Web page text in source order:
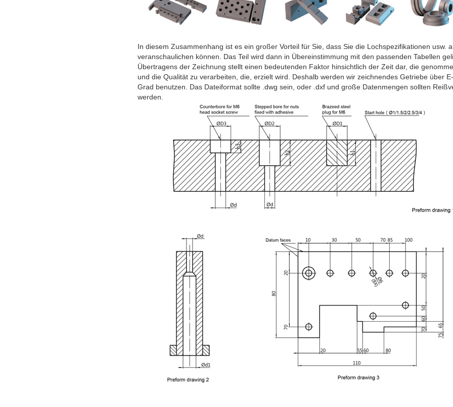
In diesem Zusammenhang ist es ein großer Vorteil für Sie, dass Sie die Lochspezifikationen usw.
veranschaulichen können. Das Teil wird dann in Übereinstimmung mit den passenden Tabellen
Übertragens der Zeichnung stellt einen bedeutenden Faktor hinsichtlich der Zeit dar, die
und die Qualität zu verarbeiten, die, erzielt wird. Deshalb werden wir zeichnendes Getriebe über
Grad benutzen. Das Dateiformat sollte .dwg sein, oder .dxf und große Datenmengen sollten
werden.